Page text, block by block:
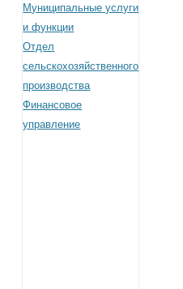
Муниципальные услуги
и функции
Отдел
сельскохозяйственного
производства
Финансовое
управление